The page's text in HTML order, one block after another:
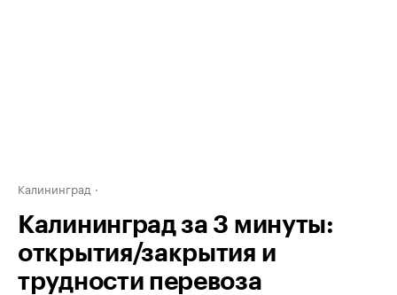
Калининград
Калининград за 3 минуты:
открытия/закрытия и
трудности перевоза